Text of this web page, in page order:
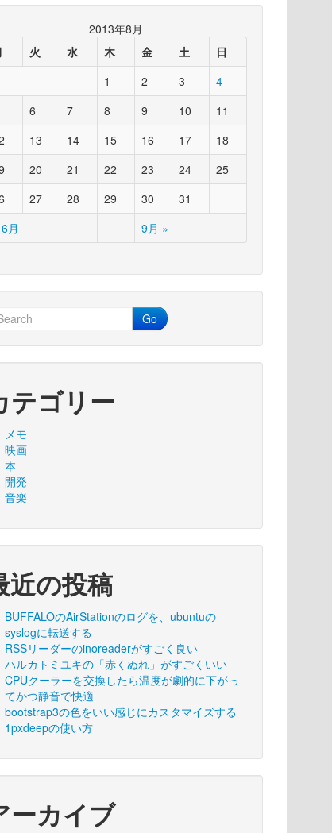
2013年8月
火 水 木 金 土 日
月 9月 »
1 2 3
4
6 7 8 9 10
11
13 14 15 16 17
18
20 21 22 23 24
25
27 28 29 30 31
Go
テゴリー
メモ
映画
本
開発
音楽
近の投稿
BUFFALOのAirStationのログを、ubuntuの
syslogに転送する
RSSリーダーのinoreaderがすごく良い
ハルカトミユキの「赤くぬれ」がすごくいい
CPUクーラーを交換したら温度が劇的に下がっ
てかつ静音で快適
bootstrap3の色をいい感じにカスタマイズする
1pxdeepの使い方
ーカイブ